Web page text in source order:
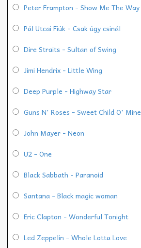
Peter Frampton - Show Me The Way
Pál Utcai Fiúk - Csak úgy csinál
Dire Straits - Sultan of Swing
Jimi Hendrix - Little Wing
Deep Purple - Highway Star
Guns N' Roses - Sweet Child O' Mine
John Mayer - Neon
U2 - One
Black Sabbath - Paranoid
Santana - Black magic woman
Eric Clapton - Wonderful Tonight
Led Zeppelin - Whole Lotta Love